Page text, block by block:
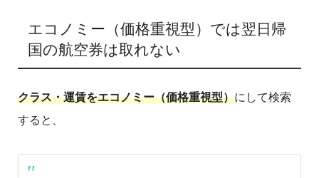
エコノミー（価格重視型）では翌日帰
国の航空券は取れない
クラス・運賃をエコノミー（価格重視型）にして検索
すると、